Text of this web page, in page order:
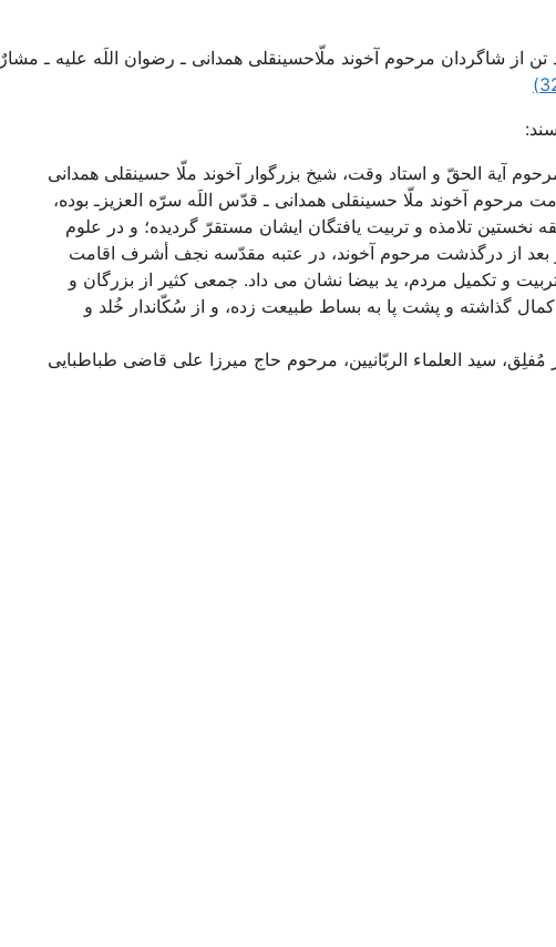
شاگردان مرحوم آخوند ملّاحسينقلى همدانى ـ رضوان اللَه عليه ـ مشارٌ
آية الحقّ و استاد وقت، شيخ بزرگوار آخوند ملّا حسينقلى همدانى
مرحوم آخوند ملّا حسينقلى همدانى ـ قدّس اللَه سرّه العزيزـ بوده،
تلامذه و تربيت يافتگان ايشان مستقرّ گرديده؛ و در علوم
از درگذشت مرحوم آخوند، در عتبه مقدّسه نجف أشرف اقامت
و تكميل مردم، يد بيضا نشان مى ‏داد. جمعى كثير از بزرگان و
كمال گذاشته و پشت پا به بساط طبيعت زده، و از سُكّان‏دار خُلد و
سيد العلماء الربّانيين، مرحوم حاج ميرزا على قاضى طباطبايى